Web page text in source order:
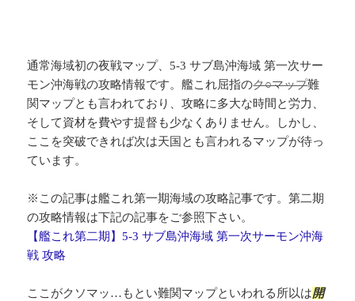
通常海域初の夜戦マップ、5-3 サブ島沖海域 第一次サー
モン沖海戦の攻略情報です。艦これ屈指のク○マップ難
関マップとも言われており、攻略に多大な時間と労力、
そして資材を費やす提督も少なくありません。しかし、
ここを突破できれば次は天国とも言われるマップが待っ
ています。
※この記事は艦これ第一期海域の攻略記事です。第二期
の攻略情報は下記の記事をご参照下さい。
【艦これ第二期】5-3 サブ島沖海域 第一次サーモン沖海
戦 攻略
ここがクソマッ…もとい難関マップといわれる所以は開